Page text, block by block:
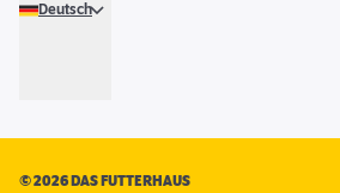
Deutsch
©2026 DAS FUTTERHAUS